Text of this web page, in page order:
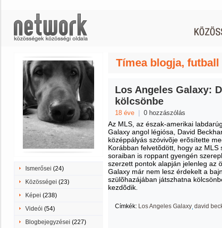
Ismerősei (24)
Közösségei (23)
Képei (238)
Videói (54)
Blogbejegyzései (227)
Tímea blogja, futball
Los Angeles Galaxy:
kölcsönbe
18 éve 0 hozzászólás
Az MLS, az észak-amerikai
Galaxy angol légiósa, David
középpályás szóvivõje erõsítette
Korábban felvetõdött, hogy az
soraiban is roppant gyengén
szerzett pontok alapján jelenleg az
Galaxy már nem lesz érdekelt a
szülõhazájában játszhatna
kezdõdik.
Címkék: Los Angeles Galaxy david